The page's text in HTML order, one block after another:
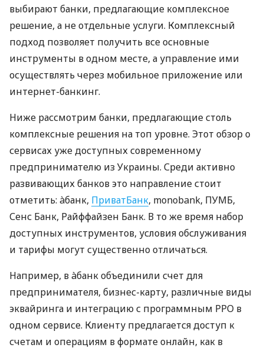
выбирают банки, предлагающие комплексное
решение, а не отдельные услуги. Комплексный
подход позволяет получить все основные
инструменты в одном месте, а управление ими
осуществлять через мобильное приложение или
интернет-банкинг.
Ниже рассмотрим банки, предлагающие столь
комплексные решения на топ уровне. Этот обзор о
сервисах уже доступных современному
предпринимателю из Украины. Среди активно
развивающих банков это направление стоит
отметить: àбанк, ПриватБанк, monobank, ПУМБ,
Сенс Банк, Райффайзен Банк. В то же время набор
доступных инструментов, условия обслуживания
и тарифы могут существенно отличаться.
Например, в àбанк объединили счет для
предпринимателя, бизнес-карту, различные виды
эквайринга и интеграцию с программным РРО в
одном сервисе. Клиенту предлагается доступ к
счетам и операциям в формате онлайн, как в